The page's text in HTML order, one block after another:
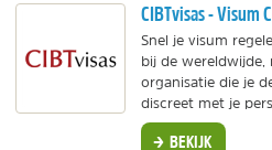
CIBTvisas - Visum
Snel je visum
bij de
organisatie die je
discreet met je
BEKIJK